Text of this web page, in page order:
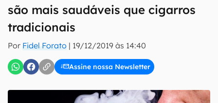
são mais saudáveis que cigarros
tradicionais
Por Fidel Forato | 19/12/2019 às 14:40
Assine nossa Newsletter
E-mail
inscreva-se
Uso e Política de Privacidade do Canaltech.